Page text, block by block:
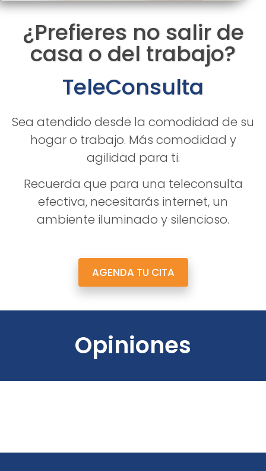
¿Prefieres no salir de
casa o del trabajo?
TeleConsulta
Sea atendido desde la comodidad de su
hogar o trabajo. Más comodidad y
agilidad para ti.
Recuerda que para una teleconsulta
efectiva, necesitarás internet, un
ambiente iluminado y silencioso.
AGENDA TU CITA
Opiniones